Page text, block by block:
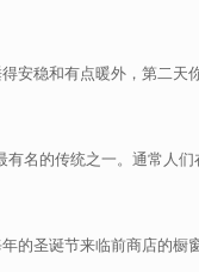
安稳和有点暖外，第二天
名的传统之一。通常人
的圣诞节来临前商店的